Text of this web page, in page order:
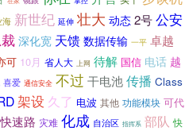
海 新世纪 延伸 壮大 动态 2号公安
深化宽 天馈 数据传输 一平 卓越
可 10月 省人大 上网 待解 国信 电话 越
喜爱 通信安全 不过 干电池传播 Class
架设 久了 电波 其他 功能模块 可代
快速路 灾难 化成 自治区 指挥系 部队 快